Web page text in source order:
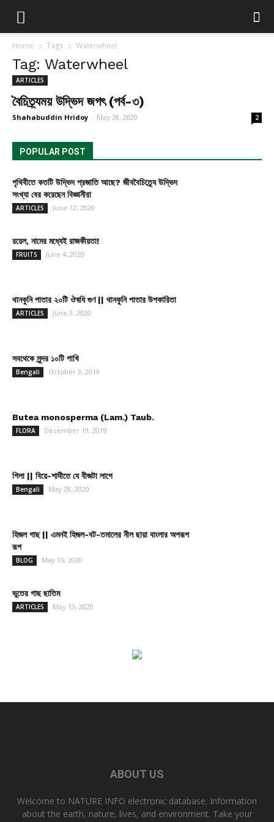
Home Tags Waterwheel
Tag: Waterwheel
ARTICLES
বৈচিত্র্যময় উদ্ভিদ জগৎ (পর্ব-৩)
Shahabuddin Hridoy - May 28, 2020 2
POPULAR POST
পৃথিবীতে কতটি উদ্ভিদ প্রজাতি আছে? জীববৈচিত্র্যে উদ্ভিদ
সংখ্যা বের করেছেন বিজ্ঞানীরা
ARTICLES June 12, 2020
রয়েল, নামের মধ্যেই রাজকীয়তা!
FRUITS June 4, 2020
থানকুনি পাতার ২০টি ঔষধি গুণ || থানকুনি পাতার উপকারিতা
ARTICLES June 3, 2020
সবথেকে সুন্দর ১০টি পাখি
Bengali October 3, 2019
Butea monosperma (Lam.) Taub.
FLORA December 19, 2019
গিলা || বিয়ে-শাদীতে যে বীজটা লাগে
Bengali May 28, 2020
হিজল গাছ || এমনই হিজল-বট-তমালের নীল ছায়া বাংলার অপরূপ
রূপ
BLOG May 15, 2020
ভুতের গাছ ছাতিম
ARTICLES May 13, 2020
ABOUT US
Welcome to NATURE INFO electronic database. Information
about the earth, nature, lives, and environment. Take your